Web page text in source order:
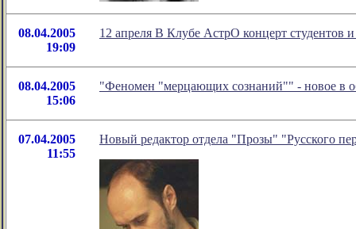
08.04.2005
19:09
12 апреля В Клубе АстрО концерт студентов
08.04.2005
15:06
"Феномен "мерцающих сознаний"" - новое в
07.04.2005
11:55
Новый редактор отдела "Прозы" "Русского